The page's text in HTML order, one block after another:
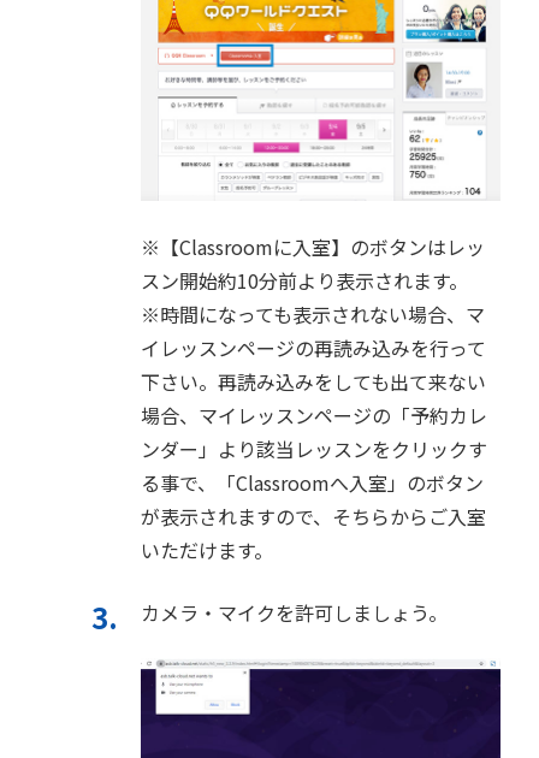
※【Classroomに入室】のボタンはレッ
スン開始約10分前より表示されます。
※時間になっても表示されない場合、マ
イレッスンページの再読み込みを行って
下さい。再読み込みをしても出て来ない
場合、マイレッスンページの「予約カレ
ンダー」より該当レッスンをクリックす
る事で、「Classroomへ入室」のボタン
が表示されますので、そちらからご入室
いただけます。
カメラ・マイクを許可しましょう。